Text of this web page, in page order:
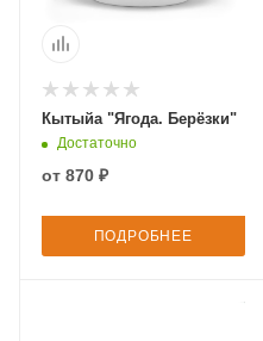
Кытыйа "Ягода. Берёзки"
Достаточно
от 870 ₽
ПОДРОБНЕЕ